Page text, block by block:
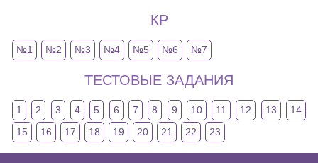
КР
№1 №2 №3 №4 №5 №6 №7
ТЕСТОВЫЕ ЗАДАНИЯ
1 2 3 4 5 6 7 8 9 10 11 12 13
14
15
16 17 18 19 20 21 22 23